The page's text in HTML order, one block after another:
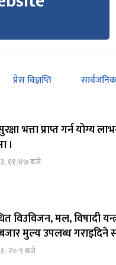
प्रेस विज्ञप्ति
भत्ता प्राप्त गर्न योग्य
।
११:४७ बजे
विउविजन, मल, विषादी
मुल्य उपलब्ध गराइदिने
२०:९ बजे